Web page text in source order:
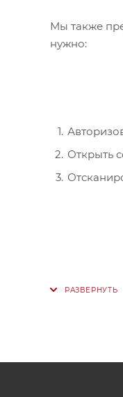
Мы также
нужно:
Открыть